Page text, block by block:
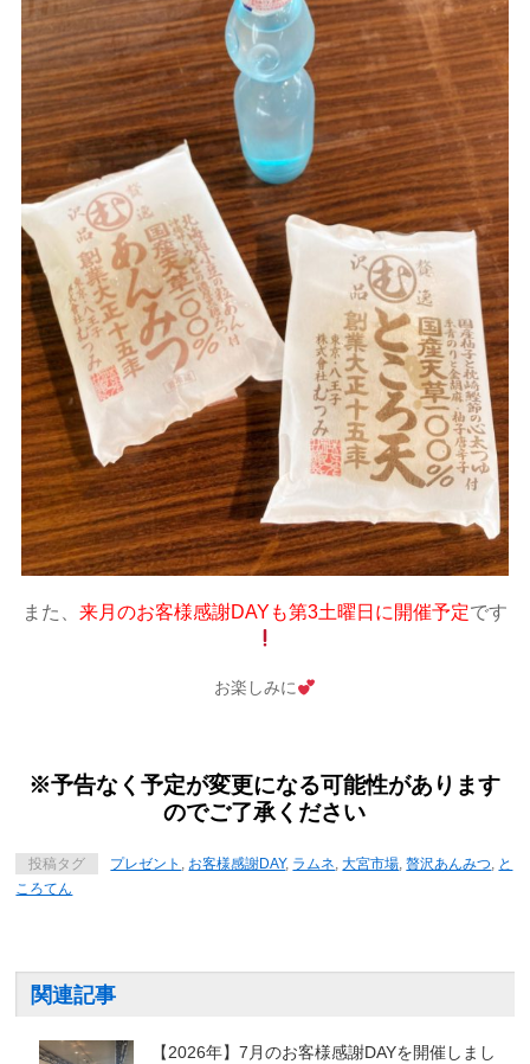
また、 来月のお客様感謝DAYも第3土曜日に開催予定です
お楽しみに
※予告なく予定が変更になる可能性があります
のでご了承ください
投稿タグ プレゼント , お客様感謝DAY, ラムネ,大宮市場,贅沢あんみつ, と
ころてん
関連記事
【2026年】7月のお客様感謝DAYを開催しまし